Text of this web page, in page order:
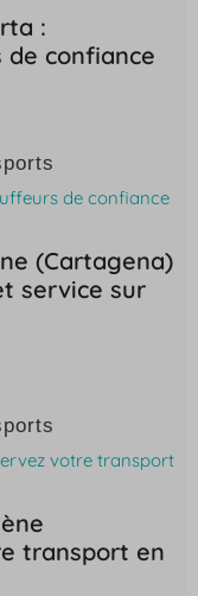
:
de confiance
(Cartagena)
service sur
transport en